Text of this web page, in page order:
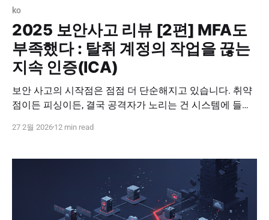
ko
2025 보안사고 리뷰 [2편] MFA도
부족했다 : 탈취 계정의 작업을 끊는
지속 인증(ICA)
보안 사고의 시작점은 점점 더 단순해지고 있습니다. 취약
점이든 피싱이든, 결국 공격자가 노리는 건 시스템에 들어
방화벽을 뚫지 않아도 되고, 악성 트래픽을 만들지 않아도
움직이면 되기 때문입니다. 2025년 보안사고를 다시 보면,
공통적으로 이런 질문을 남깁니다. * 왜 침투
27 2월 2026 12 min read